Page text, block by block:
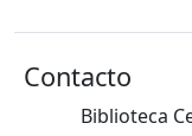
Contacto
Biblioteca